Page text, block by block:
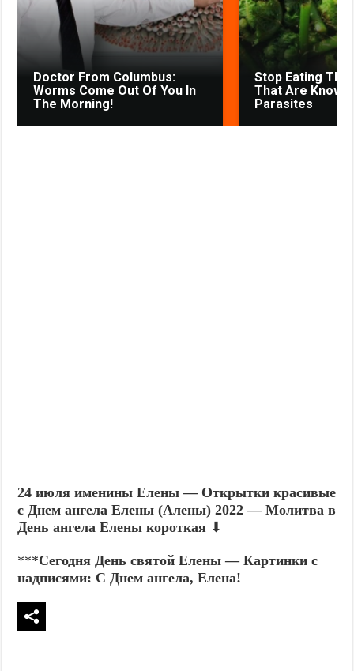
s
n
i
i
t
Doctor From Columbus:
Worms Come Out Of You In
The Morning!
Stop Eating
That Are Known
Parasites
24 июля именины Елены — Открытки красивые
с Днем ангела Елены (Алены) 2022 — Молитва в
День ангела Елены короткая ⬇
***Сегодня День святой Елены — Картинки с
надписями: С Днем ангела, Елена!